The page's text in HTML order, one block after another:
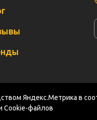
Яндекс.Метрика в
Cookie-файлов
Карта сайта